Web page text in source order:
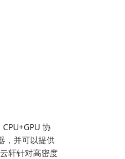
协
，并可以提供
轩针对高密度